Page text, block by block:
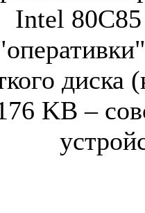
Intel
диска
KB –